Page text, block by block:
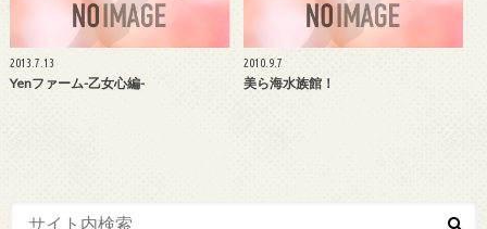
2013.7.13
Yenファーム-乙女心編-
2010.9.7
美ら海水族館！